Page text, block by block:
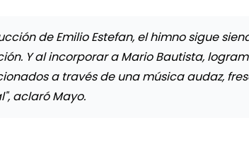
de Emilio Estefan, el himno sigue
Y al incorporar a Mario Bautista,
a través de una música audaz,
aclaró Mayo.